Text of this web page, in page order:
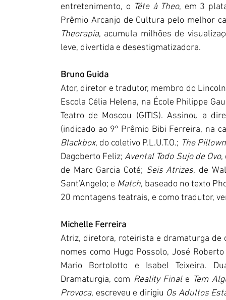
entretenimento, o Téte à Theo, em 3
Theorapia, acumula milhões de
leve, divertida e desestigmatizadora.
Bruno Guida
Ator, diretor e tradutor, membro do
Escola Célia Helena, na École Philippe
Teatro de Moscou (GITIS). Assinou a
(indicado ao 9º Prêmio Bibi Ferreira, na
Blackbox, do coletivo P.L.U.T.O.; The
Dagoberto Feliz; Avental Todo Sujo de Ovo,
de Marc Garcia Coté; Seis Atrizes, de
Sant’Angelo; e Match, baseado no texto
20 montagens teatrais, e como tradutor,
Michelle Ferreira
Atriz, diretora, roteirista e dramaturga de
nomes como Hugo Possolo, José
Mario Bortolotto e Isabel Teixeira.
Dramaturgia, com Reality Final e Tem
Provoca, escreveu e dirigiu Os Adultos